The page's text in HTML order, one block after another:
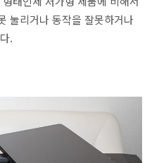
눌리거나 동작을 잘못하거나
.